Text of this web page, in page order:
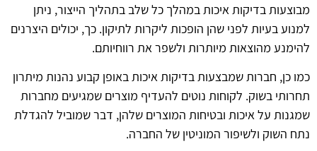
מבוצעות בדיקות איכות במהלך כל שלב בתהליך הייצור, ניתן
למנוע בעיות לפני שהן הופכות ליקרות לתיקון. כך, יכולים היצרנים
להימנע מהוצאות מיותרות ולשפר את רווחיותם.
כמו כן, חברות שמבצעות בדיקות איכות באופן קבוע נהנות מיתרון
תחרותי בשוק. לקוחות נוטים להעדיף מוצרים שמגיעים מחברות
שמגנות על איכות ובטיחות המוצרים שלהן, דבר שמוביל להגדלת
נתח השוק ולשיפור המוניטין של החברה.